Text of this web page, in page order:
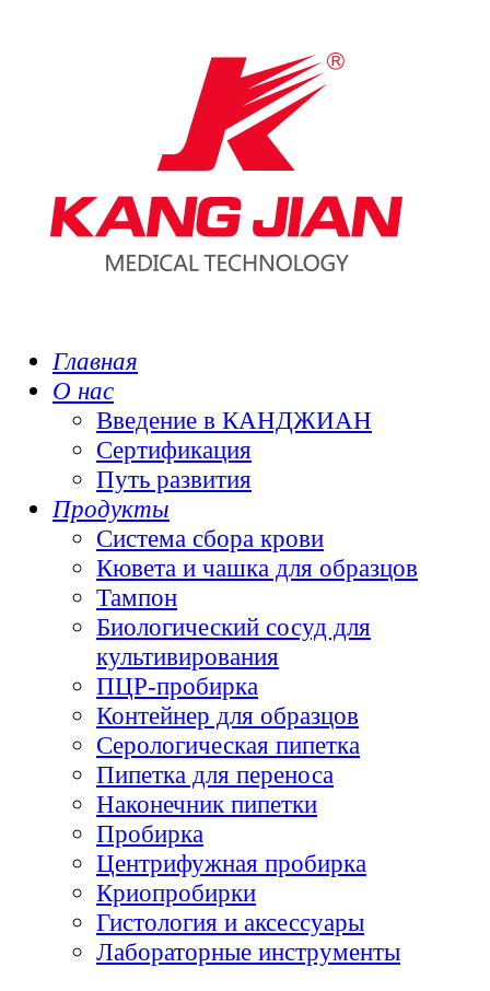
Главная
О нас
Введение в КАНДЖИАН
Сертификация
Путь развития
Продукты
Система сбора крови
Кювета и чашка для образцов
Тампон
Биологический сосуд для
культивирования
ПЦР-пробирка
Контейнер для образцов
Серологическая пипетка
Пипетка для переноса
Наконечник пипетки
Пробирка
Центрифужная пробирка
Криопробирки
Гистология и аксессуары
Лабораторные инструменты